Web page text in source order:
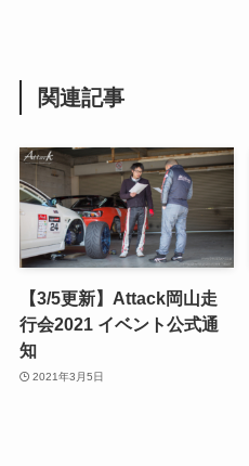
関連記事
【3/5更新】Attack岡山走
行会2021 イベント公式通
知
2021年3月5日